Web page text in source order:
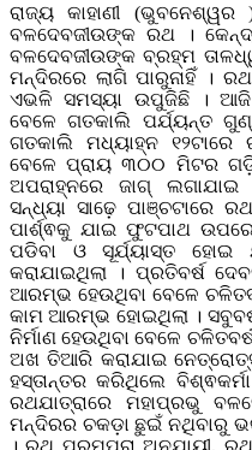
ରାଜ୍ୟ କାହାଣୀ
ବଳଦେବଜୀଉଙ୍କ ରଥ ।
ବଳଦେବଜୀଉଙ୍କ ବ୍ରହ୍ମ
ମନ୍ଦିରରେ ଲାଗି ପାରୁନାହିଁ ।
ଏଭଳି ସମସ୍ୟା ଉପୁଜିଛି । ଆଜି
ବେଳେ ଗତକାଲି ପର୍ଯ୍ୟନ୍ତ
ଗତକାଲି ମଧ୍ୟାହ୍ନ ୧୨ଟାରେ
ବେଳେ ପ୍ରାୟ ୩୦୦ ମିଟର
ଅପରାହ୍ନରେ ଜାଗ୍ ଲଗାଯାଇ
ସନ୍ଧ୍ୟା ସାଢ଼େ ପାଞ୍ଚଟାରେ
ପାର୍ଶ୍ଵକୁ ଯାଇ ଫୁଟପାଥ
ପଡିବା ଓ ସୂର୍ଯ୍ୟାସ୍ତ ହୋଇ
କରାଯାଇଥିଲା । ପ୍ରତିବର୍ଷ
ଆରମ୍ଭ ହେଉଥିବା ବେଳେ
କାମ ଆରମ୍ଭ ହୋଇଥିଲା ।
ନିର୍ମାଣ ହେଉଥିବା ବେଳେ
ଅଖ ତିଆରି କରାଯାଇ
ହସ୍ତାନ୍ତର କରିଥିଲେ
ରଥଯାତ୍ରାରେ ମହାପ୍ରଭୁ
ମନ୍ଦିରର ଚକଡ଼ା ଛୁଇଁ ନଥିବାରୁ
। ରଥ ପରମ୍ପରା ଅନୁଯାୟୀ,